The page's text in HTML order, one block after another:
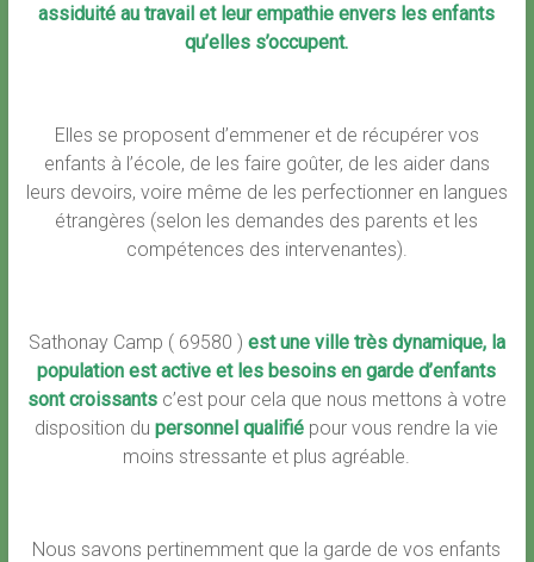
assiduité au travail et leur empathie envers les enfants
qu’elles s’occupent.
Elles se proposent d’emmener et de récupérer vos
enfants à l’école, de les faire goûter, de les aider dans
leurs devoirs, voire même de les perfectionner en langues
étrangères (selon les demandes des parents et les
compétences des intervenantes).
Sathonay Camp ( 69580 ) est une ville très dynamique, la
population est active et les besoins en garde d’enfants
sont croissantsc’est pour cela que nous mettons à votre
disposition du personnel qualifié pour vous rendre la vie
moins stressante et plus agréable.
Nous savons pertinemment que la garde de vos enfants